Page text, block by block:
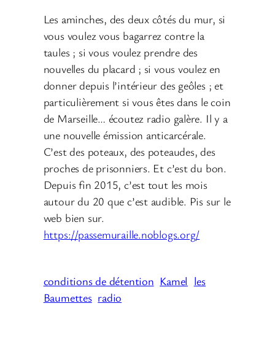
Les aminches, des deux côtés du mur, si
vous voulez vous bagarrez contre la
taules ; si vous voulez prendre des
nouvelles du placard ; si vous voulez en
donner depuis l’intérieur des geôles ; et
particulièrement si vous êtes dans le coin
de Marseille… écoutez radio galère. Il y a
une nouvelle émission anticarcérale.
C’est des poteaux, des poteaudes, des
proches de prisonniers. Et c’est du bon.
Depuis fin 2015, c’est tout les mois
autour du 20 que c’est audible. Pis sur le
web bien sur.
https://passemuraille.noblogs.org/
conditions de détention Kamel les
Baumettes radio